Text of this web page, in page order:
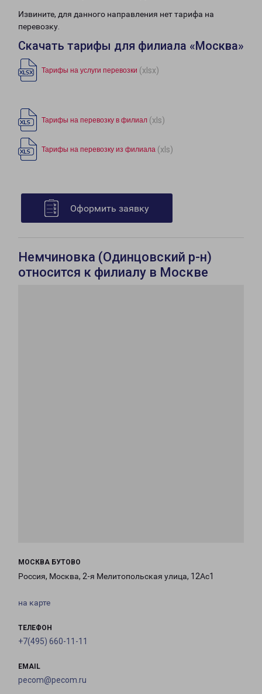
Извините, для данного направления нет тарифа на
перевозку.
Скачать тарифы для филиала «Москва»
Тарифы на услуги перевозки (xlsx)
Тарифы на перевозку в филиал (xls)
Тарифы на перевозку из филиала (xls)
Оформить заявку
Немчиновка (Одинцовский р-н)
относится к филиалу в Москве
МОСКВА БУТОВО
Россия, Москва, 2-я Мелитопольская улица, 12Ас1
на карте
ТЕЛЕФОН
+7(495) 660-11-11
EMAIL
pecom@pecom.ru